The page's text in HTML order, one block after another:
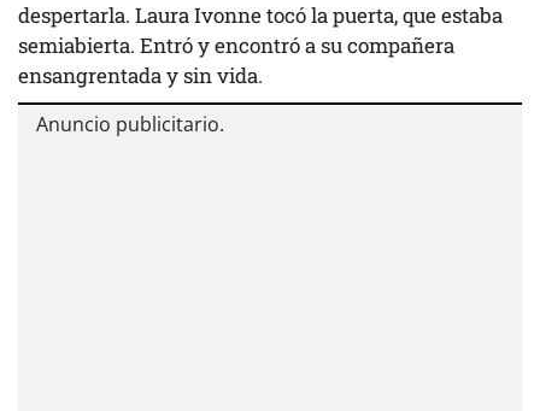
despertarla. Laura Ivonne tocó la puerta, que estaba
semiabierta. Entró y encontró a su compañera
ensangrentada y sin vida.